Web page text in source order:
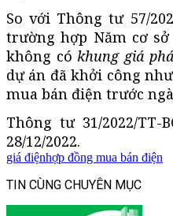
So với Thông tư 57/
trường hợp Năm cơ
không cókhung giá
dự án đã khởi công
mua bán điện trước
Thông tư 31/2022/
28/12/2022.
giá điệnhợp đồng mua bán điện
TIN CÙNG CHUYÊN MỤC